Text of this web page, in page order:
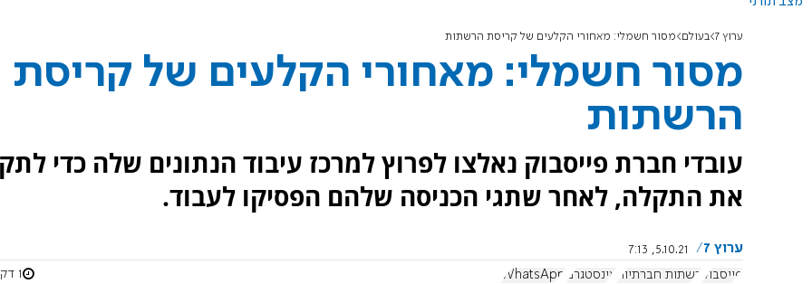
ערוץ 7 בעולם מסור חשמלי: מאחורי הקלעים של קריסת הרשתות
מסור חשמלי: מאחורי הקלעים של קריסת
הרשתות
עובדי חברת פייסבוק נאלצו לפרוץ למרכז עיבוד הנתונים שלה כדי
את התקלה, לאחר שתגי הכניסה שלהם הפסיקו לעבוד.
ערוץ 7
5.10.21, 7:13
פייסבוק רשתות חברתיות אינסטגרם WhatsApp 1 דקות